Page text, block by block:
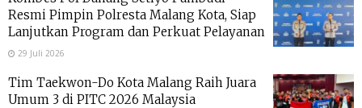
Resmi Pimpin Polresta Malang Kota, Siap
Lanjutkan Program dan Perkuat Pelayanan
29 Juli 2026
Tim Taekwon-Do Kota Malang Raih Juara
Umum 3 di PITC 2026 Malaysia